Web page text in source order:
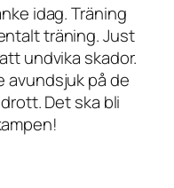
idag. Träning
träning. Just
undvika skador.
avundsjuk på de
Det ska bli